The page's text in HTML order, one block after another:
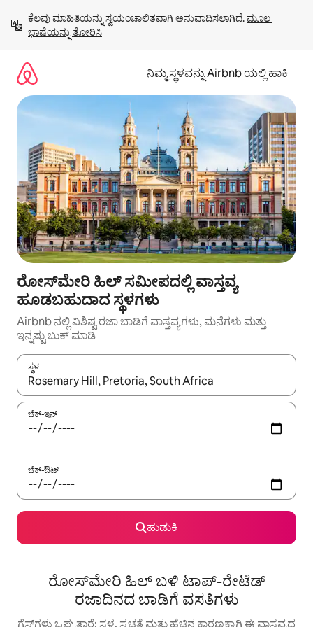
ಹೋಗಿ
ಕೆಲವು ಮಾಹಿತಿಯನ್ನು ಸ್ವಯಂಚಾಲಿತವಾಗಿ ಅನುವಾದಿಸಲಾಗಿದೆ. ಮೂಲ
ಭಾಷೆಯನ್ನು ತೋರಿಸಿ
ನಿಮ್ಮ ಸ್ಥಳವನ್ನು Airbnb ಯಲ್ಲಿ ಹಾಕಿ
ರೋಸ್‌ಮೇರಿ ಹಿಲ್ ಸಮೀಪದಲ್ಲಿ ವಾಸ್ತವ್ಯ
ಹೂಡಬಹುದಾದ ಸ್ಥಳಗಳು
Airbnb ನಲ್ಲಿ ವಿಶಿಷ್ಟ ರಜಾ ಬಾಡಿಗೆ ವಾಸ್ತವ್ಯಗಳು, ಮನೆಗಳು ಮತ್ತು
ಇನ್ನಷ್ಟು ಬುಕ್ ಮಾಡಿ
ಸ್ಥಳ
ಫಲಿತಾಂಶಗಳು ಲಭ್ಯವಿರುವಾಗ, ಅಪ್ ಮತ್ತು ಡೌನ್ ಬಾಣದ ಕೀಲಿಗಳೊಂದಿಗೆ
ಚೆಕ್-ಇನ್
ಚೆಕ್-ಔಟ್
ಹುಡುಕಿ
ರೋಸ್‌ಮೇರಿ ಹಿಲ್ ಬಳಿ ಟಾಪ್-ರೇಟೆಡ್
ರಜಾದಿನದ ಬಾಡಿಗೆ ವಸತಿಗಳು
ಗೆಸ್ಟ್‌ಗಳು ಒಪ್ಪುತ್ತಾರೆ: ಸ್ಥಳ, ಸ್ವಚ್ಛತೆ ಮತ್ತು ಹೆಚ್ಚಿನ ಕಾರಣಕ್ಕಾಗಿ ಈ ವಾಸ್ತವ್ಯದ